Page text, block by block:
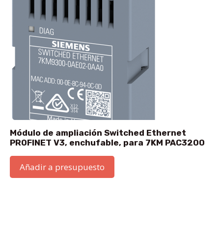
Módulo de ampliación Switched Ethernet
PROFINET V3, enchufable, para 7KM PAC3200
Añadir a presupuesto